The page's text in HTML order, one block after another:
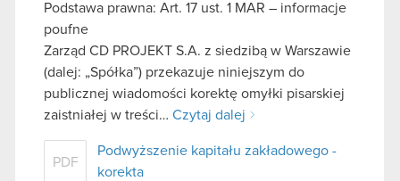
Podstawa prawna: Art. 17 ust. 1 MAR – informacje
poufne
Zarząd CD PROJEKT S.A. z siedzibą w Warszawie
(dalej: „Spółka”) przekazuje niniejszym do
publicznej wiadomości korektę omyłki pisarskiej
zaistniałej w treści… Czytaj dalej
PDF
Podwyższenie kapitału zakładowego -
korekta